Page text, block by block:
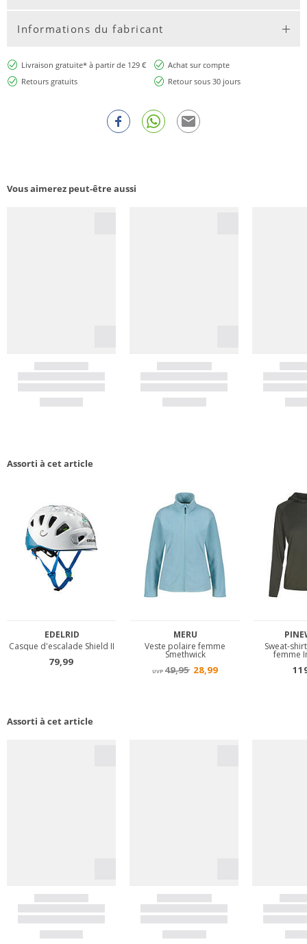
Informations du fabricant
Livraison gratuite* à partir de 129 €
Achat sur compte
Retours gratuits
Retour sous 30 jours
Vous aimerez peut-être aussi
Assorti à cet article
Assorti à cet article